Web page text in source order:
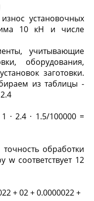
установочных
10 кН и числе
учитывающие
оборудования,
заготовки.
из таблицы -
· 2.4 · 1.5/100000 =
обработки
w соответствует 12
2+ 02+ 0.0000022+